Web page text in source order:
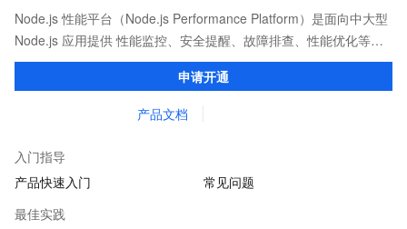
Node.js 性能平台（Node.js Performance Platform）是面向中大型
Node.js 应用提供 性能监控、安全提醒、故障排查、性能优化等服
务的整体性解决方案。提供完善的工具链和服务，协助客户主动、
申请开通
产品文档
入门指导
产品快速入门
常见问题
最佳实践